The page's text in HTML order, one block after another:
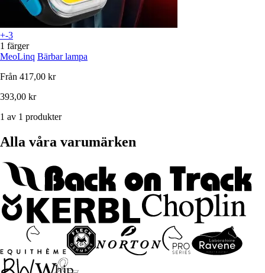
+-3
1 färger
MeoLinq Bärbar lampa
Från 417,00 kr
393,00 kr
1 av 1 produkter
Alla våra varumärken